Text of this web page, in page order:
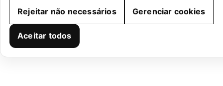
Rejeitar não necessários Gerenciar cookies
Aceitar todos